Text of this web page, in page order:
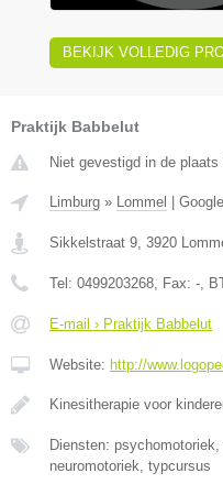
BEKIJK VOLLEDIG
Praktijk Babbelut
Niet gevestigd in de
Limburg » Lommel
Sikkelstraat 9, 3920
Tel: 0499203268, Fax: -,
E-mail › Praktijk Babbelut
Website: http://
Kinesitherapie voor
Diensten:
neuromotoriek, typcursus